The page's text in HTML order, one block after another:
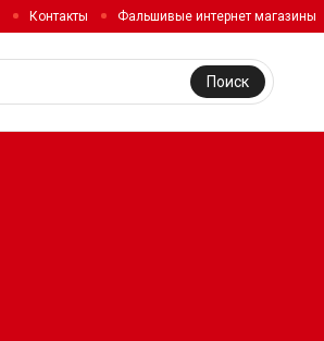
Контакты Фальшивые интернет магазины
Поиск